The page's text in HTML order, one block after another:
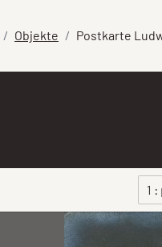
Objekte Postkarte
1